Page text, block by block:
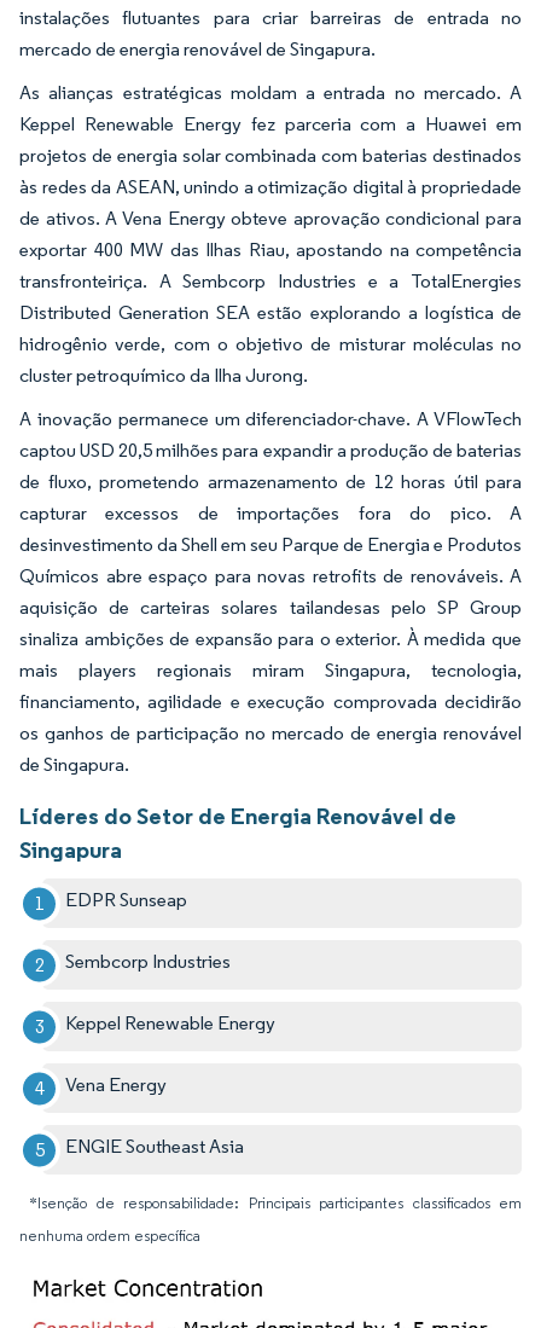
instalações flutuantes para criar barreiras de entrada no
mercado de energia renovável de Singapura.
As alianças estratégicas moldam a entrada no mercado. A
Keppel Renewable Energy fez parceria com a Huawei em
projetos de energia solar combinada com baterias destinados
às redes da ASEAN, unindo a otimização digital à propriedade
de ativos. A Vena Energy obteve aprovação condicional para
exportar 400 MW das Ilhas Riau, apostando na competência
transfronteiriça. A Sembcorp Industries e a TotalEnergies
Distributed Generation SEA estão explorando a logística de
hidrogênio verde, com o objetivo de misturar moléculas no
cluster petroquímico da Ilha Jurong.
A inovação permanece um diferenciador-chave. A VFlowTech
captou USD 20,5 milhões para expandir a produção de baterias
de fluxo, prometendo armazenamento de 12 horas útil para
capturar excessos de importações fora do pico. A
desinvestimento da Shell em seu Parque de Energia e Produtos
Químicos abre espaço para novas retrofits de renováveis. A
aquisição de carteiras solares tailandesas pelo SP Group
sinaliza ambições de expansão para o exterior. À medida que
mais players regionais miram Singapura, tecnologia,
financiamento, agilidade e execução comprovada decidirão
os ganhos de participação no mercado de energia renovável
de Singapura.
Líderes do Setor de Energia Renovável de
Singapura
EDPR Sunseap
Sembcorp Industries
Keppel Renewable Energy
Vena Energy
ENGIE Southeast Asia
*Isenção de responsabilidade: Principais participantes classificados em
nenhuma ordem específica